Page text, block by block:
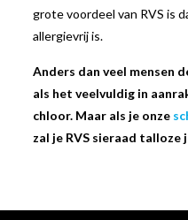
grote voordeel van RVS is
allergievrij is.
Anders dan veel mensen
als het veelvuldig in
chloor. Maar als je onze
zal je RVS sieraad talloze